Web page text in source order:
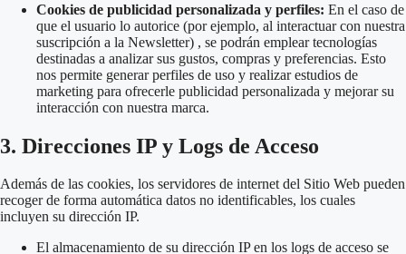
Cookies de publicidad personalizada y perfiles: En el caso de
que el usuario lo autorice (por ejemplo, al interactuar con nuestra
suscripción a la Newsletter) , se podrán emplear tecnologías
destinadas a analizar sus gustos, compras y preferencias. Esto
nos permite generar perfiles de uso y realizar estudios de
marketing para ofrecerle publicidad personalizada y mejorar su
interacción con nuestra marca.
3. Direcciones IP y Logs de Acceso
Además de las cookies, los servidores de internet del Sitio Web pueden
recoger de forma automática datos no identificables, los cuales
incluyen su dirección IP.
El almacenamiento de su dirección IP en los logs de acceso se